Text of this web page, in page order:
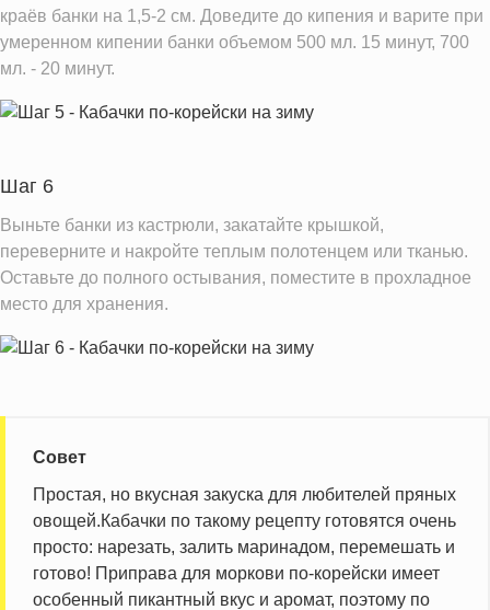
краёв банки на 1,5-2 см. Доведите до кипения и варите при
умеренном кипении банки объемом 500 мл. 15 минут, 700
мл. - 20 минут.
Шаг 6
Выньте банки из кастрюли, закатайте крышкой,
переверните и накройте теплым полотенцем или тканью.
Оставьте до полного остывания, поместите в прохладное
место для хранения.
Совет
Простая, но вкусная закуска для любителей пряных
овощей.Кабачки по такому рецепту готовятся очень
просто: нарезать, залить маринадом, перемешать и
готово! Приправа для моркови по-корейски имеет
особенный пикантный вкус и аромат, поэтому по